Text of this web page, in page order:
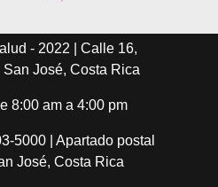
- 2022 | Calle 16,
José, Costa Rica
8:00 am a 4:00 pm
5000 | Apartado postal
José, Costa Rica